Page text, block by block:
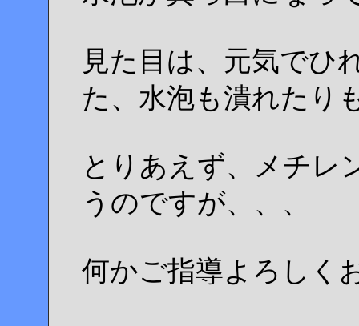
見た目は、元気でひ
た、水泡も潰れたり
とりあえず、メチレ
うのですが、、、
何かご指導よろしく